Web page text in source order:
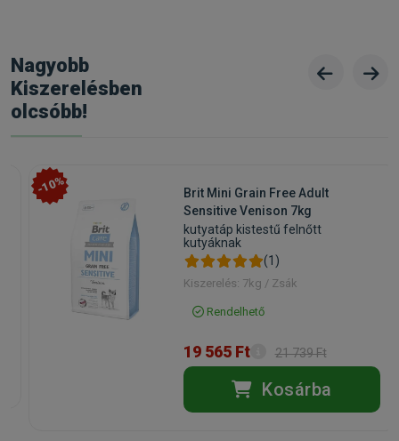
Nagyobb
Kiszerelésben
olcsóbb!
-10%
Brit Mini Grain Free Adult
Sensitive Venison 7kg
kutyatáp kistestű felnőtt
kutyáknak
(1)
Kiszerelés: 7kg / Zsák
Rendelhető
19 565 Ft 21 739 Ft
Kosárba